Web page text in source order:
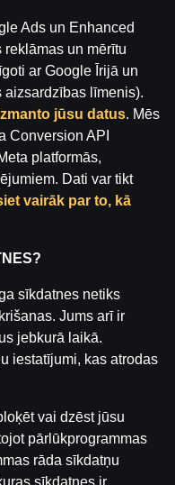
dienests
mums
Karjera
izraisīt atkarību!
vecuma.Lūdzam
Dzirnavu iela 39-8,
67, TI-04.
Uzraudzības
Ads un Enhanced
un mērītu
ar Google Īrijā un
aizsardzības līmenis).
jūsu datus. Mēs
Conversion API
platformās,
Dati var tikt
vairāk par to, kā
sīkdatnes netiks
Jums arī ir
jebkurā laikā.
iestatījumi, kas atrodas
vai dzēst jūsu
pārlūkprogrammas
rāda sīkdatņu
sīkdatnes ir